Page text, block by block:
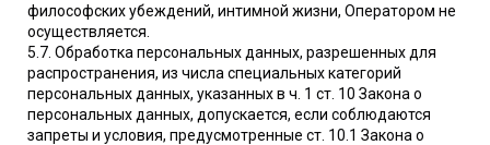
философских убеждений, интимной жизни, Оператором не
осуществляется.
5.7. Обработка персональных данных, разрешенных для
распространения, из числа специальных категорий
персональных данных, указанных в ч. 1 ст. 10 Закона о
персональных данных, допускается, если соблюдаются
запреты и условия, предусмотренные ст. 10.1 Закона о